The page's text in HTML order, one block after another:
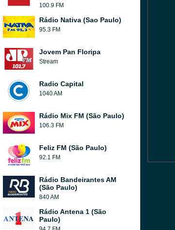
100.9 FM
Rádio Nativa (Sao Paulo)
95.3 FM
Jovem Pan Floripa
Stream
Radio Capital
1040 AM
Rádio Mix FM (São Paulo)
106.3 FM
Feliz FM (São Paulo)
92.1 FM
Rádio Bandeirantes AM
(São Paulo)
840 AM
Rádio Antena 1 (São
Paulo)